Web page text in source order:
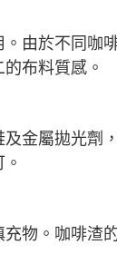
由於不同咖
布料質感。
金屬拋光劑
物。咖啡渣